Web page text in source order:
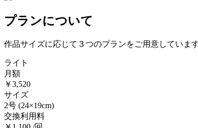
プランについて
作品サイズに応じて３つのプランをご用意しています
ライト
月額
￥3,520
サイズ
2号 (24×19cm)
交換利用料